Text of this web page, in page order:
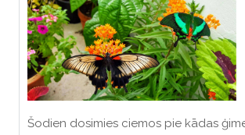
Šodien dosimies ciemos pie kādas